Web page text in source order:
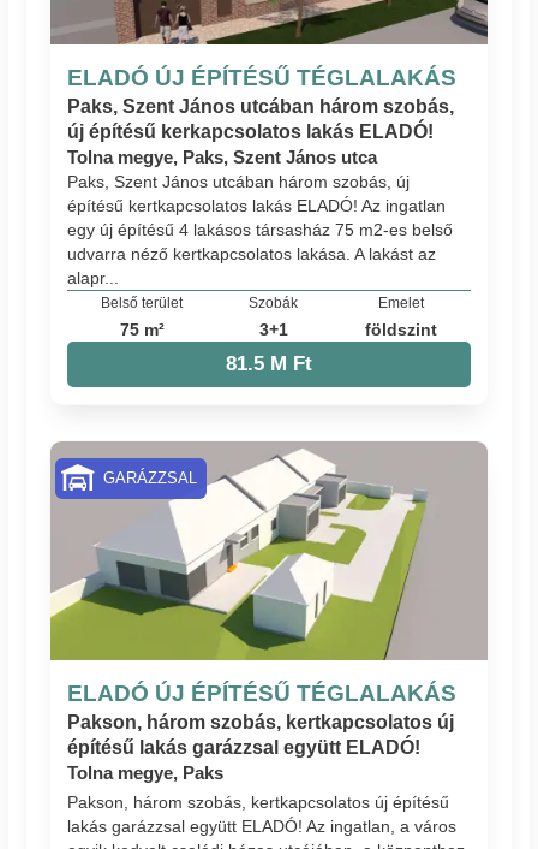
ELADÓ ÚJ ÉPÍTÉSŰ TÉGLALAKÁS
Paks, Szent János utcában három szobás,
új építésű kerkapcsolatos lakás ELADÓ!
Tolna megye, Paks, Szent János utca
Paks, Szent János utcában három szobás, új
építésű kertkapcsolatos lakás ELADÓ! Az ingatlan
egy új építésű 4 lakásos társasház 75 m2-es belső
udvarra néző kertkapcsolatos lakása. A lakást az
alapr...
Belső terület
75 m²
Szobák
3+1
Emelet
földszint
81.5 M Ft
ELADÓ ÚJ ÉPÍTÉSŰ TÉGLALAKÁS
Pakson, három szobás, kertkapcsolatos új
építésű lakás garázzsal együtt ELADÓ!
Tolna megye, Paks
Pakson, három szobás, kertkapcsolatos új építésű
lakás garázzsal együtt ELADÓ! Az ingatlan, a város
GARÁZZSAL